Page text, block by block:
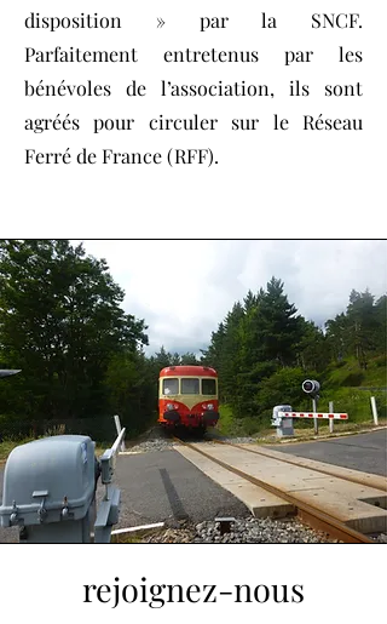
disposition » par la SNCF.
Parfaitement entretenus par les
bénévoles de l’association, ils sont
agréés pour circuler sur le Réseau
Ferré de France (RFF).
rejoignez-nous